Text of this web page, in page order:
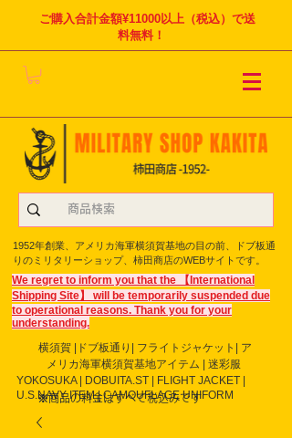
ご購入合計金額¥11000以上（税込）で送
料無料！
1952年創業、アメリカ海軍横須賀基地の目の前、ドブ板通
りのミリタリーショップ、柿田商店のWEBサイトです。
We regret to inform you that the 【International
Shipping Site】 will be temporarily suspended due
to operational reasons. Thank you for your
understanding.
横須賀 |ドブ板通り| フライト ジャケット| ア
メリカ海軍横須賀基地アイテム | 迷彩服
YOKOSUKA | DOBUITA.ST | FLIGHT JACKET |
U.S.NAVY ITEM | CAMOUFLAGE UNIFORM
※商品の料金はすべて税込みです